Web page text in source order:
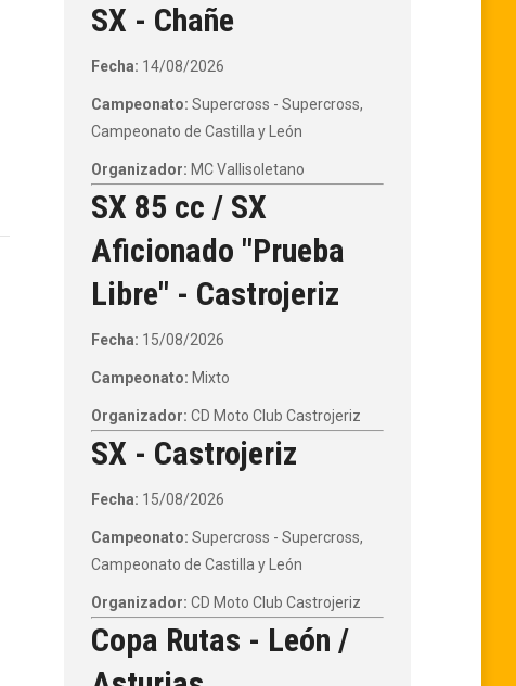
SX - Chañe
Fecha: 14/08/2026
Campeonato: Supercross - Supercross,
Campeonato de Castilla y León
Organizador: MC Vallisoletano
SX 85 cc / SX
Aficionado "Prueba
Libre" - Castrojeriz
Fecha: 15/08/2026
Campeonato: Mixto
Organizador: CD Moto Club Castrojeriz
SX - Castrojeriz
Fecha: 15/08/2026
Campeonato: Supercross - Supercross,
Campeonato de Castilla y León
Organizador: CD Moto Club Castrojeriz
Copa Rutas - León /